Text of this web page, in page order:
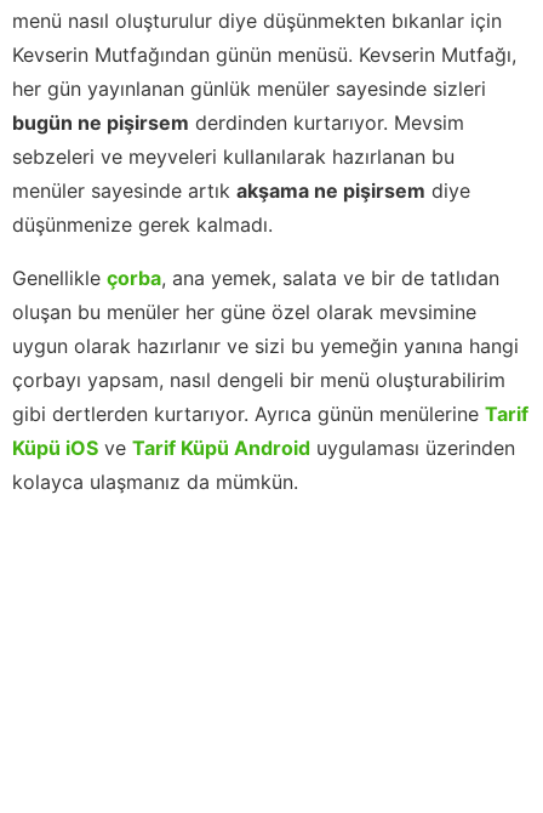
menü nasıl oluşturulur diye düşünmekten bıkanlar için
Kevserin Mutfağından günün menüsü. Kevserin Mutfağı,
her gün yayınlanan günlük menüler sayesinde sizleri
bugün ne pişirsem derdinden kurtarıyor. Mevsim
sebzeleri ve meyveleri kullanılarak hazırlanan bu
menüler sayesinde artık akşama ne pişirsem diye
düşünmenize gerek kalmadı.
Genellikle çorba, ana yemek, salata ve bir de tatlıdan
oluşan bu menüler her güne özel olarak mevsimine
uygun olarak hazırlanır ve sizi bu yemeğin yanına hangi
çorbayı yapsam, nasıl dengeli bir menü oluşturabilirim
gibi dertlerden kurtarıyor. Ayrıca günün menülerine Tarif
Küpü iOS ve Tarif Küpü Android uygulaması üzerinden
kolayca ulaşmanız da mümkün.